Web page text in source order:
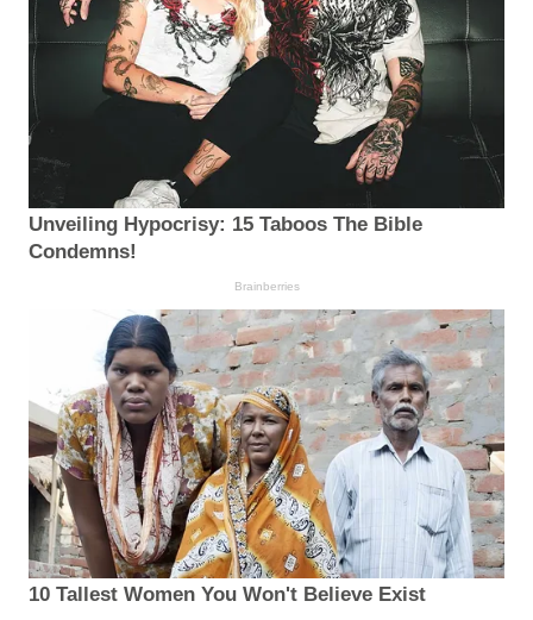
Unveiling Hypocrisy: 15 Taboos The Bible
Condemns!
Brainberries
10 Tallest Women You Won't Believe Exist